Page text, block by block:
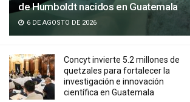
de Humboldt nacidos en Guatemala
6 DE AGOSTO DE 2026
Concyt invierte 5.2 millones de
quetzales para fortalecer la
investigación e innovación
científica en Guatemala